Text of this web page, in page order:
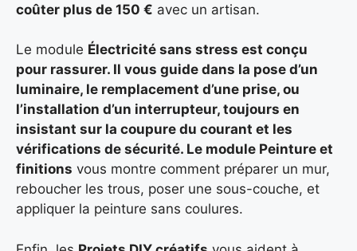
coûter plus de 150 € avec un artisan.
Le module Électricité sans stress est conçu
pour rassurer. Il vous guide dans la pose d’un
luminaire, le remplacement d’une prise, ou
l’installation d’un interrupteur, toujours en
insistant sur la coupure du courant et les
vérifications de sécurité. Le module Peinture et
finitions vous montre comment préparer un mur,
reboucher les trous, poser une sous-couche, et
appliquer la peinture sans coulures.